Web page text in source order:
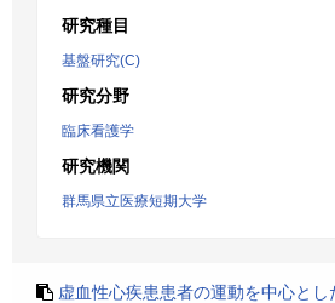
研究種目
基盤研究(C)
研究分野
臨床看護学
研究機関
群馬県立医療短期大学
虚血性心疾患患者の運動を中心とし